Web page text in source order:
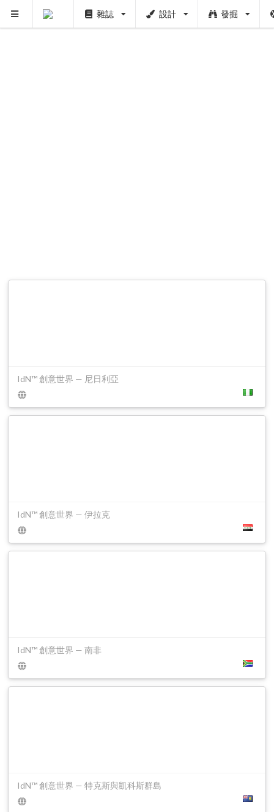
雜誌 設計 發掘
IdN™ 創意世界 — 尼日利亞
IdN™ 創意世界 — 伊拉克
IdN™ 創意世界 — 南非
IdN™ 創意世界 — 特克斯與凱科斯群島